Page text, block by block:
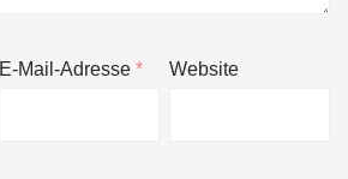
E-Mail-Adresse* Website